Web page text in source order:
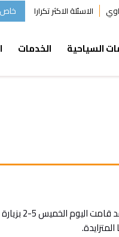
الاسئلة الاكثر تكرارا خاص
السياحية الخدمات
قال الناطق الاعلامي بلال